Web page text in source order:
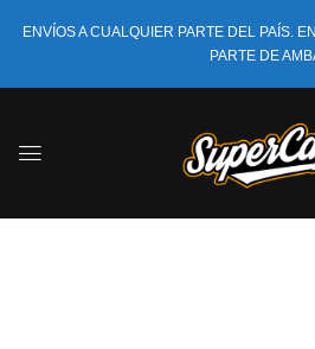
ENVÍOS A CUALQUIER PARTE DEL PAÍS.
PARTE DE